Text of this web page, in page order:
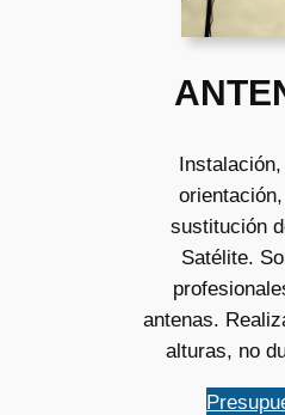
sustitución
Satélite.
antenas.
alturas, no